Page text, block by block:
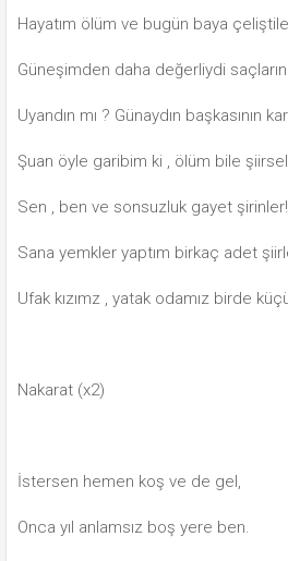
Hayatım ölüm ve bugün baya
Güneşimden daha değerliydi
Uyandın mı ? Günaydın başkasının
Şuan öyle garibim ki , ölüm bile şiirsel.
Sen , ben ve sonsuzluk gayet şirinler!
Sana yemkler yaptım birkaç adet
Ufak kızımz , yatak odamız birde
Nakarat (x2)
İstersen hemen koş ve de gel,
Onca yıl anlamsız boş yere ben.